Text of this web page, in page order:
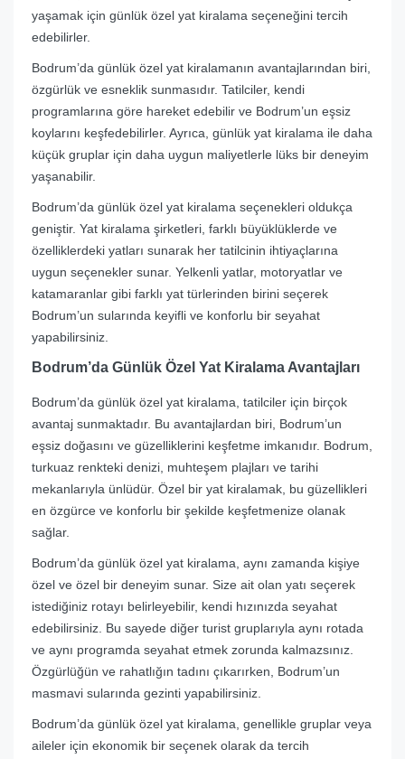
yaşamak için günlük özel yat kiralama seçeneğini tercih
edebilirler.
Bodrum’da günlük özel yat kiralamanın avantajlarından biri,
özgürlük ve esneklik sunmasıdır. Tatilciler, kendi
programlarına göre hareket edebilir ve Bodrum’un eşsiz
koylarını keşfedebilirler. Ayrıca, günlük yat kiralama ile daha
küçük gruplar için daha uygun maliyetlerle lüks bir deneyim
yaşanabilir.
Bodrum’da günlük özel yat kiralama seçenekleri oldukça
geniştir. Yat kiralama şirketleri, farklı büyüklüklerde ve
özelliklerdeki yatları sunarak her tatilcinin ihtiyaçlarına
uygun seçenekler sunar. Yelkenli yatlar, motoryatlar ve
katamaranlar gibi farklı yat türlerinden birini seçerek
Bodrum’un sularında keyifli ve konforlu bir seyahat
yapabilirsiniz.
Bodrum’da Günlük Özel Yat Kiralama Avantajları
Bodrum’da günlük özel yat kiralama, tatilciler için birçok
avantaj sunmaktadır. Bu avantajlardan biri, Bodrum’un
eşsiz doğasını ve güzelliklerini keşfetme imkanıdır. Bodrum,
turkuaz renkteki denizi, muhteşem plajları ve tarihi
mekanlarıyla ünlüdür. Özel bir yat kiralamak, bu güzellikleri
en özgürce ve konforlu bir şekilde keşfetmenize olanak
sağlar.
Bodrum’da günlük özel yat kiralama, aynı zamanda kişiye
özel ve özel bir deneyim sunar. Size ait olan yatı seçerek
istediğiniz rotayı belirleyebilir, kendi hızınızda seyahat
edebilirsiniz. Bu sayede diğer turist gruplarıyla aynı rotada
ve aynı programda seyahat etmek zorunda kalmazsınız.
Özgürlüğün ve rahatlığın tadını çıkarırken, Bodrum’un
masmavi sularında gezinti yapabilirsiniz.
Bodrum’da günlük özel yat kiralama, genellikle gruplar veya
aileler için ekonomik bir seçenek olarak da tercih